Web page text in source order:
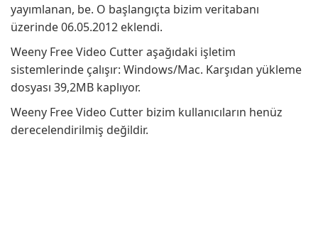
yayımlanan, be. O başlangıçta bizim veritabanı
üzerinde 06.05.2012 eklendi.
Weeny Free Video Cutter aşağıdaki işletim
sistemlerinde çalışır: Windows/Mac. Karşıdan yükleme
dosyası 39,2MB kaplıyor.
Weeny Free Video Cutter bizim kullanıcıların henüz
derecelendirilmiş değildir.